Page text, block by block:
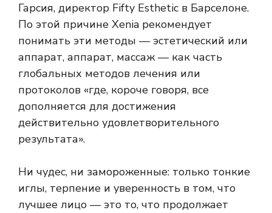
Гарсия, директор Fifty Esthetic в Барселоне.
По этой причине Xenia рекомендует
понимать эти методы — эстетический или
аппарат, аппарат, массаж — как часть
глобальных методов лечения или
протоколов «где, короче говоря, все
дополняется для достижения
действительно удовлетворительного
результата».
Ни чудес, ни замороженные: только тонкие
иглы, терпение и уверенность в том, что
лучшее лицо — это то, что продолжает